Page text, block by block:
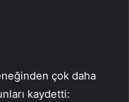
çok daha
kaydetti: